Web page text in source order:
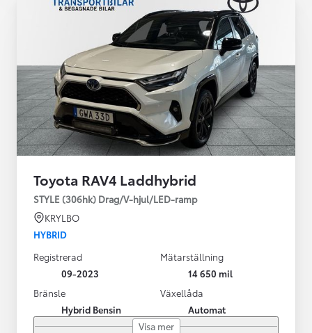
Toyota RAV4 Laddhybrid
STYLE (306hk) Drag/V-hjul/LED-ramp
KRYLBO
HYBRID
Registrerad
09-2023
Mätarställning
14 650 mil
Bränsle
Hybrid Bensin
Växellåda
Automat
Visa mer